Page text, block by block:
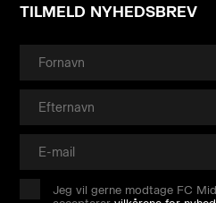
TILMELD NYHEDSBREV
Jeg vil gerne modtage FC